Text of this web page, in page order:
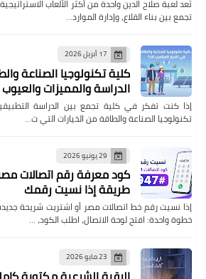
تُعد لعبة صلاح الدين واحدة من أكثر الألعاب
تجمع بين بناء القلاع، وإدارة الموارد…
17 أبريل 2026
كلية تكنولوجيا الصناعة
الدراسة والمميزات
إذا كنت تفكر في كلية تجمع بين الدراسة
تكنولوجيا الصناعة والطاقة من الخيارات التي ت…
29 يونيو 2026
طريقة إذا نسيت رقمك
إذا نسيت رقم خط اتصالات مصر أو اشتريت شريحة
خطوة واحدة: افتح لوحة الاتصال، اطلب الكود، …
23 مايو 2026